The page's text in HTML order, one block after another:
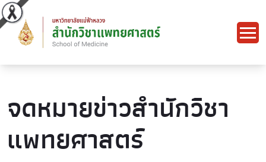
จดหมายข่าวสำนักวิชา
แพทยศาสตร์